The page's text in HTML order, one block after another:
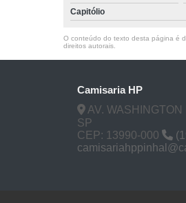
Capitólio
O conteúdo do texto desta página é
direitos autorais
Camisaria HP
AV.
SP
CEP: 13990-000